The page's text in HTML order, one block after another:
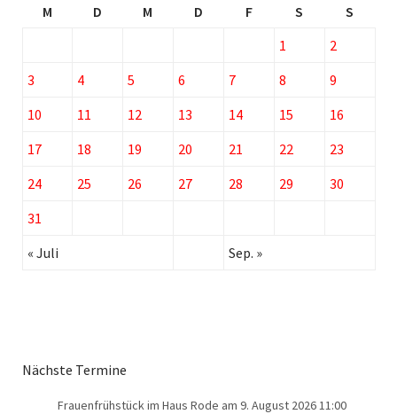
M D M D F S
S
1
2
3
4 5 6 7 8
9
10
11 12 13 14 15
16
17
18 19 20 21 22
23
24
25 26 27 28 29
30
31
« Juli
Sep. »
Nächste Termine
Frauenfrühstück im Haus Rode am 9. August 2026 11:00